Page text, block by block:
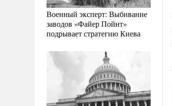
Военный эксперт: Выбивание
заводов «Файер Пойнт»
подрывает стратегию Киева